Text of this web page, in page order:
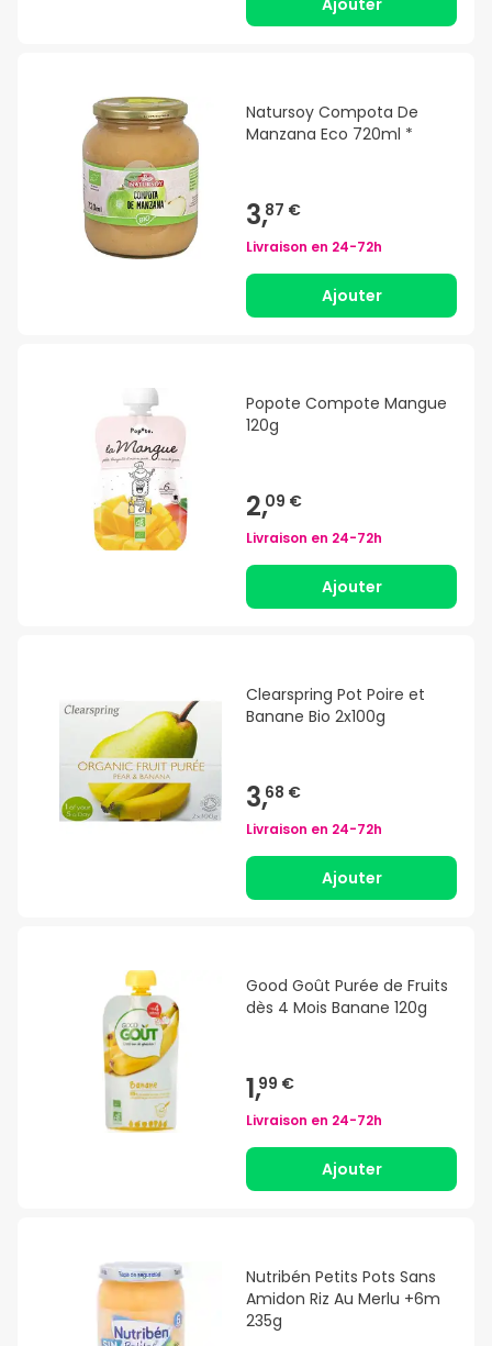
Natursoy Compota De
Manzana Eco 720ml *
3,87 €
Livraison en 24-72h
Ajouter
Popote Compote Mangue
120g
2,09 €
Livraison en 24-72h
Ajouter
Clearspring Pot Poire et
Banane Bio 2x100g
3,68 €
Livraison en 24-72h
Ajouter
Good Goût Purée de Fruits
dès 4 Mois Banane 120g
1,99 €
Livraison en 24-72h
Ajouter
Nutribén Petits Pots Sans
Amidon Riz Au Merlu +6m
235g